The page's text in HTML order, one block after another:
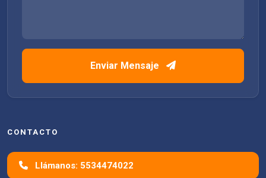
Enviar Mensaje
CONTACTO
Llámanos: 5534474022